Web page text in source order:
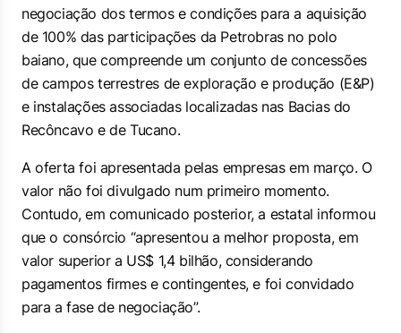
negociação dos termos e condições para a aquisição
de 100% das participações da Petrobras no polo
baiano, que compreende um conjunto de concessões
de campos terrestres de exploração e produção (E&P)
e instalações associadas localizadas nas Bacias do
Recôncavo e de Tucano.
A oferta foi apresentada pelas empresas em março. O
valor não foi divulgado num primeiro momento.
Contudo, em comunicado posterior, a estatal informou
que o consórcio “apresentou a melhor proposta, em
valor superior a US$ 1,4 bilhão, considerando
pagamentos firmes e contingentes, e foi convidado
para a fase de negociação”.